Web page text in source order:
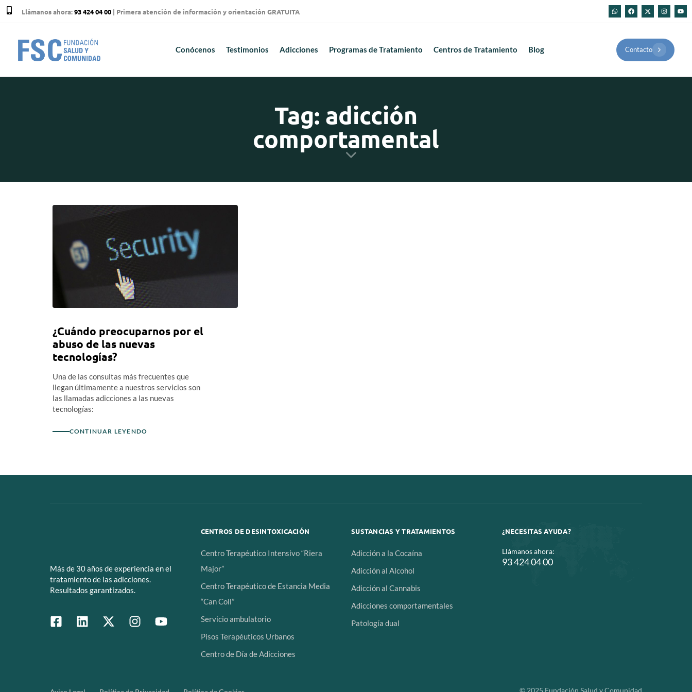
Llámanos ahora:93 424 04 00 | Primera atención de información y orientación GRATUITA
Conócenos Testimonios Adicciones Programas de Tratamiento Centros de Tratamiento Blog Contacto
Tag: adicción
comportamental
¿Cuándo preocuparnos por el
abuso de las nuevas
tecnologías?
Una de las consultas más frecuentes que
llegan últimamente a nuestros servicios son
las llamadas adicciones a las nuevas
tecnologías:
CONTINUAR LEYENDO
Más de 30 años de experiencia en el
tratamiento de las adicciones.
Resultados garantizados.
CENTROS DE DESINTOXICACIÓN
Centro Terapéutico Intensivo “Riera
Major”
Centro Terapéutico de Estancia Media
“Can Coll”
Servicio ambulatorio
Pisos Terapéuticos Urbanos
Centro de Día de Adicciones
SUSTANCIAS Y TRATAMIENTOS
Adicción a la Cocaína
Adicción al Alcohol
Adicción al Cannabis
Adicciones comportamentales
Patología dual
¿NECESITAS AYUDA?
Llámanos ahora:
93 424 04 00
© 2025 Fundación Salud y Comunidad